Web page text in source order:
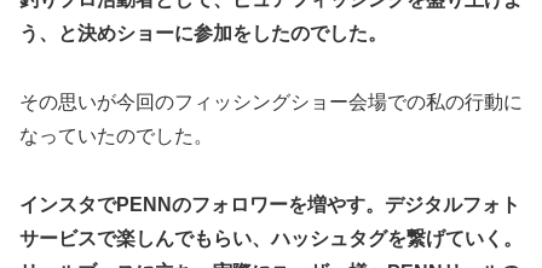
う、と決めショーに参加をしたのでした。
その思いが今回のフィッシングショー会場での私の行動に
なっていたのでした。
インスタでPENNのフォロワーを増やす。デジタルフォト
サービスで楽しんでもらい、ハッシュタグを繋げていく。